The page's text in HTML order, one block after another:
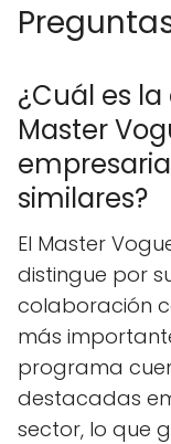
¿Cuál es
Master
similares?
El Master
distingue por
colaboración
más
programa
destacadas
sector, lo que